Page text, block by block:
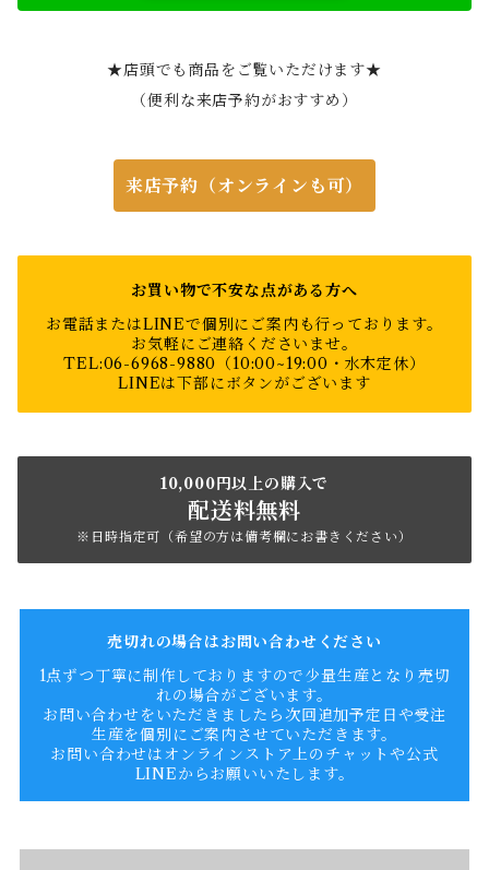
★店頭でも商品をご覧いただけます★
（便利な来店予約がおすすめ）
来店予約（オンラインも可）
お買い物で不安な点がある方へ
お電話またはLINEで個別にご案内も行っております。
お気軽にご連絡くださいませ。
TEL:06-6968-9880（10:00~19:00・水木定休）
LINEは下部にボタンがございます
10,000円以上の購入で
配送料無料
※日時指定可（希望の方は備考欄にお書きください）
売切れの場合はお問い合わせください
1点ずつ丁寧に制作しておりますので少量生産となり売切
れの場合がございます。
お問い合わせをいただきましたら次回追加予定日や受注
生産を個別にご案内させていただきます。
お問い合わせはオンラインストア上のチャットや公式
LINEからお願いいたします。